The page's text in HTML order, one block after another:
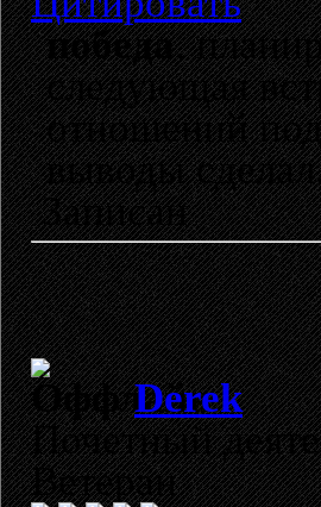
победа,
следующая
отношений
выводы
Записан
Derek
Почетный
Ветеран